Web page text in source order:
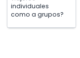
individuales
como a grupos?